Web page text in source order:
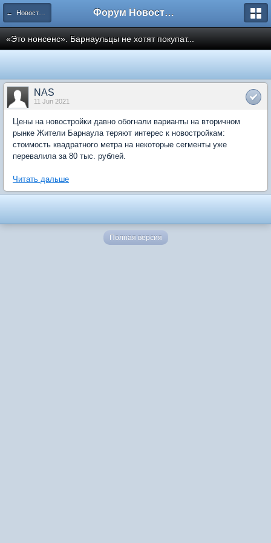
← Новости рынка недвижимости Форум Новостройки
«Это нонсенс». Барнаульцы не хотят покупат...
NAS
11 Jun 2021
Цены на новостройки давно обогнали варианты на вторичном
рынке Жители Барнаула теряют интерес к новостройкам:
стоимость квадратного метра на некоторые сегменты уже
перевалила за 80 тыс. рублей.
Читать дальше
Полная версия